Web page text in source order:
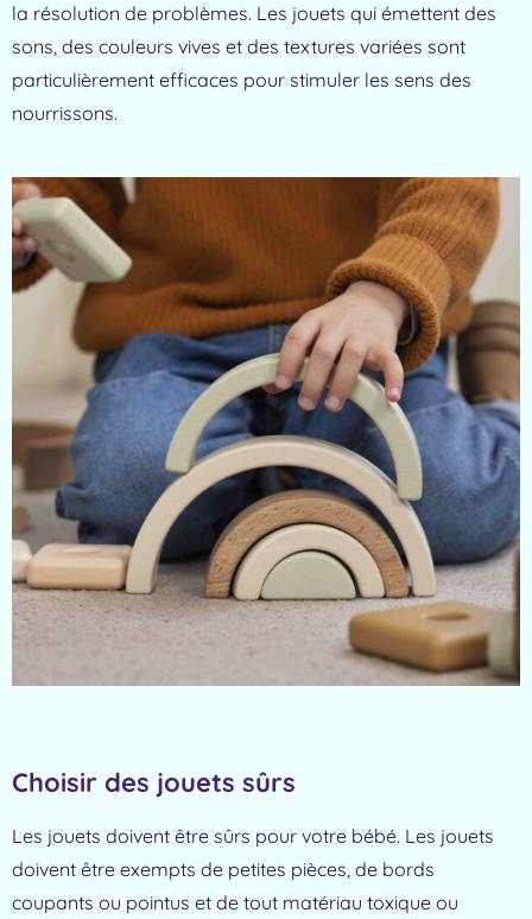
la résolution de problèmes. Les jouets qui émettent des
sons, des couleurs vives et des textures variées sont
particulièrement efficaces pour stimuler les sens des
nourrissons.
Choisir des jouets sûrs
Les jouets doivent être sûrs pour votre bébé. Les jouets
doivent être exempts de petites pièces, de bords
coupants ou pointus et de tout matériau toxique ou